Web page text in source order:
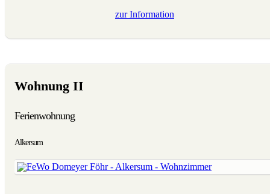
zurInformation
Wohnung II
Ferienwohnung
Alkersum